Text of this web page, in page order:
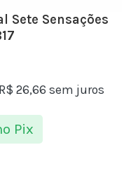
Sete Sensações
R$ 26,66 sem juros
Pix